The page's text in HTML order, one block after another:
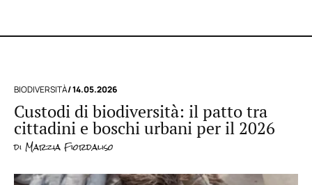
BIODIVERSITÀ/ 14.05.2026
Custodi di biodiversità: il patto tra
cittadini e boschi urbani per il 2026
di Marzia Fiordaliso